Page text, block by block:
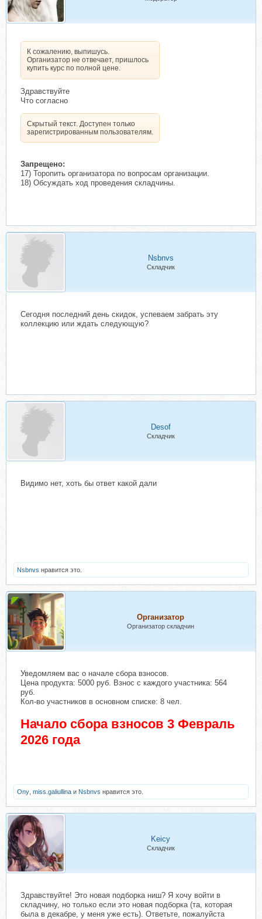
К сожалению, выпишусь.
Организатор не отвечает, пришлось
купить курс по полной цене.
Здравствуйте
Что согласно
Скрытый текст. Доступен только
зарегистрированным пользователям.
Запрещено:
17) Торопить организатора по вопросам организации.
18) Обсуждать ход проведения складчины.
Nsbnvs
Складчик
Сегодня последний день скидок, успеваем забрать эту
коллекцию или ждать следующую?
Desof
Складчик
Видимо нет, хоть бы ответ какой дали
Nsbnvs нравится это.
Организатор
Организатор складчин
Уведомляем вас о начале сбора взносов.
Цена продукта: 5000 руб. Взнос с каждого участника: 564
руб.
Кол-во участников в основном списке: 8 чел.
Начало сбора взносов 3 Февраль
2026 года
Ony miss.galiullina и Nsbnvs нравится это.
Keicy
Складчик
Здравствуйте! Это новая подборка ниш? Я хочу войти в
складчину, но только если это новая подборка (та, которая
была в декабре, у меня уже есть). Ответьте, пожалуйста